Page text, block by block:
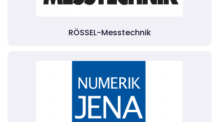
RÖSSEL-Messtechnik